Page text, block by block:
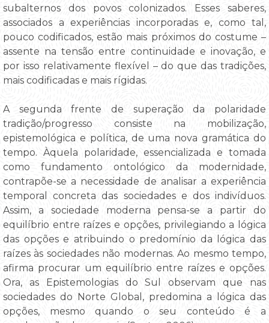
subalternos dos povos colonizados. Esses saberes,
associados a experiências incorporadas e, como tal,
pouco codificados, estão mais próximos do costume –
assente na tensão entre continuidade e inovação, e
por isso relativamente flexível – do que das tradições,
mais codificadas e mais rígidas.
A segunda frente de superação da polaridade
tradição/progresso consiste na mobilização,
epistemológica e política, de uma nova gramática do
tempo. Àquela polaridade, essencializada e tomada
como fundamento ontológico da modernidade,
contrapõe-se a necessidade de analisar a experiência
temporal concreta das sociedades e dos indivíduos.
Assim, a sociedade moderna pensa-se a partir do
equilíbrio entre raízes e opções, privilegiando a lógica
das opções e atribuindo o predomínio da lógica das
raízes às sociedades não modernas. Ao mesmo tempo,
afirma procurar um equilíbrio entre raízes e opções.
Ora, as Epistemologias do Sul observam que nas
sociedades do Norte Global, predomina a lógica das
opções, mesmo quando o seu conteúdo é a